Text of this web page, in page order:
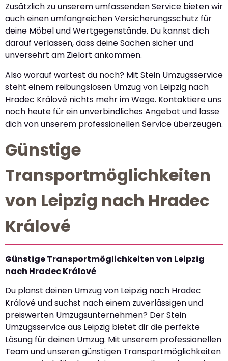
Zusätzlich zu unserem umfassenden Service bieten wir
auch einen umfangreichen Versicherungsschutz für
deine Möbel und Wertgegenstände. Du kannst dich
darauf verlassen, dass deine Sachen sicher und
unversehrt am Zielort ankommen.
Also worauf wartest du noch? Mit Stein Umzugsservice
steht einem reibungslosen Umzug von Leipzig nach
Hradec Králové nichts mehr im Wege. Kontaktiere uns
noch heute für ein unverbindliches Angebot und lasse
dich von unserem professionellen Service überzeugen.
Günstige
Transportmöglichkeiten
von Leipzig nach Hradec
Králové
Günstige Transportmöglichkeiten von Leipzig
nach Hradec Králové
Du planst deinen Umzug von Leipzig nach Hradec
Králové und suchst nach einem zuverlässigen und
preiswerten Umzugsunternehmen? Der Stein
Umzugsservice aus Leipzig bietet dir die perfekte
Lösung für deinen Umzug. Mit unserem professionellen
Team und unseren günstigen Transportmöglichkeiten